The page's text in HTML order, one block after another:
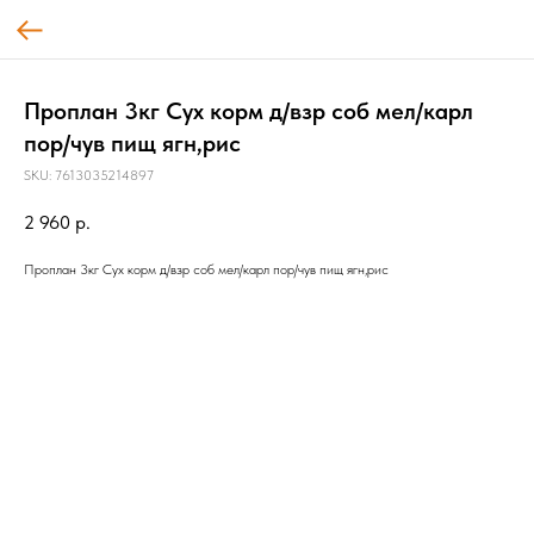
Проплан 3кг Сух корм д/взр соб мел/карл
пор/чув пищ ягн,рис
SKU: 7613035214897
2 960 р.
Проплан 3кг Сух корм д/взр соб мел/карл пор/чув пищ ягн,рис